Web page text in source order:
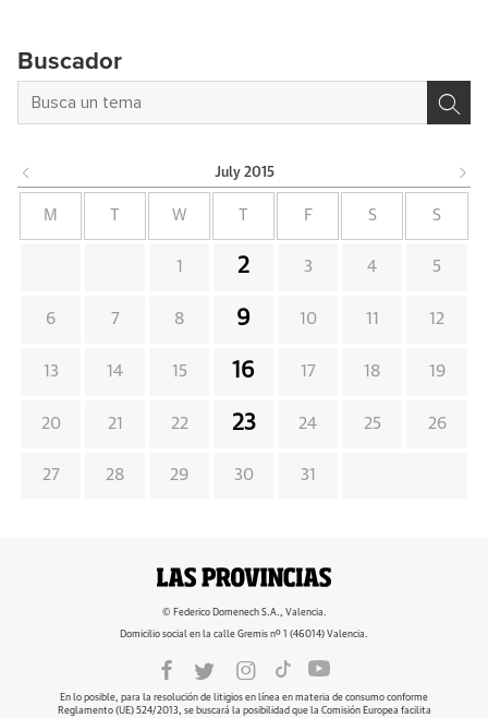
Buscador
July 2015
M W F S S
1 2 3 4 5
6 7 8 9 10 11 12
13 14 15 16 17 18 19
20 21 22 23 24 25 26
27 28 29 30 31
© Federico Domenech S.A., Valencia.
Domicilio social en la calle Gremis nº 1 (46014) Valencia.
En lo posible, para la resolución de litigios en línea en materia de consumo conforme
Reglamento (UE) 524/2013, se buscará la posibilidad que la Comisión Europea facilita